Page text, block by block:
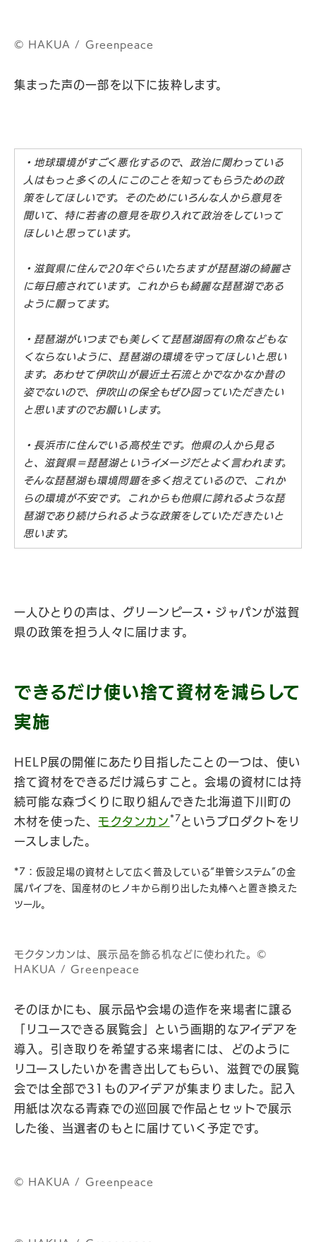
©︎ HAKUA / Greenpeace
集まった声の一部を以下に抜粋します。
・地球環境がすごく悪化するので、政治に関わっている
人はもっと多くの人にこのことを知ってもらうための政
策をしてほしいです。そのためにいろんな人から意見を
聞いて、特に若者の意見を取り入れて政治をしていって
ほしいと思っています。
・滋賀県に住んで20年ぐらいたちますが琵琶湖の綺麗さ
に毎日癒されています。これからも綺麗な琵琶湖である
ように願ってます。
・琵琶湖がいつまでも美しくて琵琶湖固有の魚などもな
くならないように、琵琶湖の環境を守ってほしいと思い
ます。あわせて伊吹山が最近土石流とかでなかなか昔の
姿でないので、伊吹山の保全もぜひ図っていただきたい
と思いますのでお願いします。
・長浜市に住んでいる高校生です。他県の人から見る
と、滋賀県＝琵琶湖というイメージだとよく言われます。
そんな琵琶湖も環境問題を多く抱えているので、これか
らの環境が不安です。これからも他県に誇れるような琵
琶湖であり続けられるような政策をしていただきたいと
思います。
一人ひとりの声は、グリーンピース・ジャパンが滋賀
県の政策を担う人々に届けます。
できるだけ使い捨て資材を減らして
実施
HELP展の開催にあたり目指したことの一つは、使い
捨て資材をできるだけ減らすこと。会場の資材には持
続可能な森づくりに取り組んできた北海道下川町の
木材を使った、モクタンカン *7というプロダクトをリ
ースしました。
*7：仮設足場の資材として広く普及している“単管システム”の金
属パイプを、国産材のヒノキから削り出した丸棒へと置き換えた
ツール。
モクタンカンは、展示品を飾る机などに使われた。©︎
HAKUA / Greenpeace
そのほかにも、展示品や会場の造作を来場者に譲る
「リユースできる展覧会」という画期的なアイデアを
導入。引き取りを希望する来場者には、どのように
リユースしたいかを書き出してもらい、滋賀での展覧
会では全部で31ものアイデアが集まりました。記入
用紙は次なる青森での巡回展で作品とセットで展示
した後、当選者のもとに届けていく予定です。
©︎ HAKUA / Greenpeace